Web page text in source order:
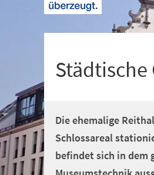
Städtische
Die ehemalige
Schlossareal
befindet sich in dem